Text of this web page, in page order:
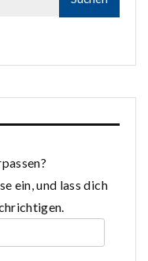
ein, und lass dich